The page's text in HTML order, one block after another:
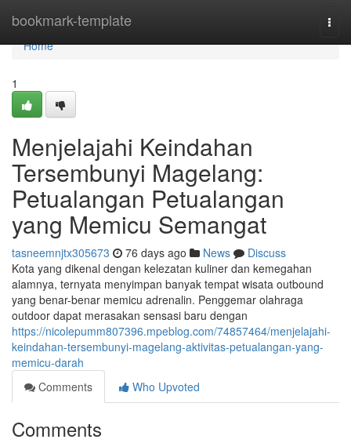
bookmark-template
Home
Home
1
Menjelajahi Keindahan
Tersembunyi Magelang:
Petualangan Petualangan
yang Memicu Semangat
tasneemnjtx305673 76 days ago News
Discuss
Kota yang dikenal dengan kelezatan kuliner dan kemegahan
alamnya, ternyata menyimpan banyak tempat wisata outbound
yang benar-benar memicu adrenalin. Penggemar olahraga
outdoor dapat merasakan sensasi baru dengan
https://nicolepumm807396.mpeblog.com/74857464/menjelajahi-
keindahan-tersembunyi-magelang-aktivitas-petualangan-yang-
memicu-darah
Comments
Who Upvoted
Comments